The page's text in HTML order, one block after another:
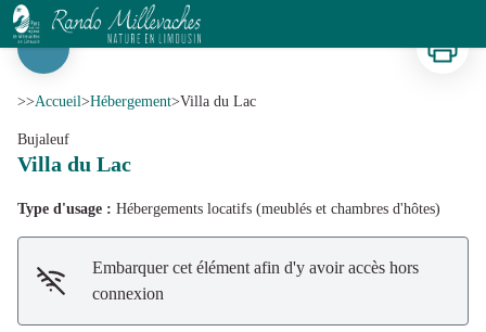
Villa du Lac
>>Accueil>Hébergement>Villa du Lac
Bujaleuf
Villa du Lac
Type d'usage : Hébergements locatifs (meublés et chambres d'hôtes)
Embarquer cet élément afin d'y avoir accès hors
connexion